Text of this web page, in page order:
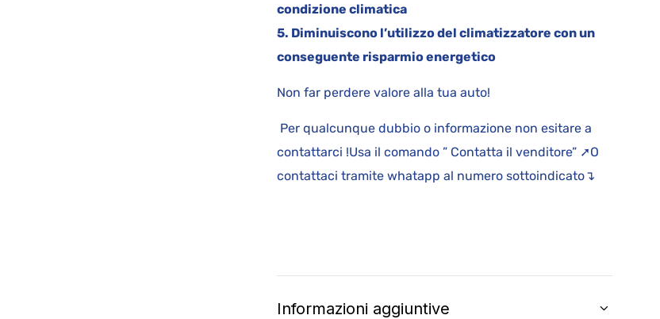
condizione climatica
5. Diminuiscono l’utilizzo del climatizzatore con un
conseguente risparmio energetico
Non far perdere valore alla tua auto!
Per qualcunque dubbio o informazione non esitare a
contattarci !Usa il comando ” Contatta il venditore” ➚O
contattaci tramite whatapp al numero sottoindicato↴
Informazioni aggiuntive